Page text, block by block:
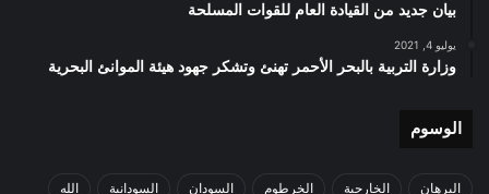
بيان جديد من القيادة العام للقوات المسلحة
يوليو 4, 2021
وزارة التربية بالبحر الأحمر تهنئ وتشكر جهود هيئة الموانئ البحرية
الوسوم
البرهان الخارجية الخرطوم السودان السودانية الله